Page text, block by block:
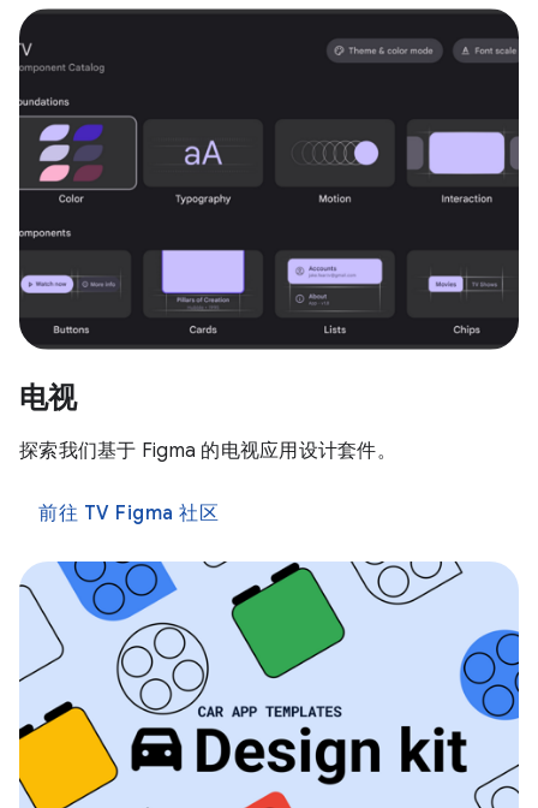
电视
探索我们基于 Figma 的电视应用设计套件。
前往 TV Figma 社区